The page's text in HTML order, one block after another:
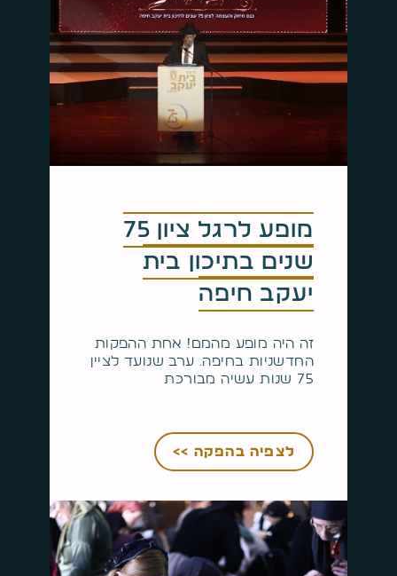
מופע לרגל ציון 75
שנים בתיכון בית
יעקב חיפה
זה היה מופע מהמם! אחת ההפקות
החדשניות בחיפה. ערב שנועד לציין
75 שנות עשיה מבורכת
לצפיה בהפקה >>